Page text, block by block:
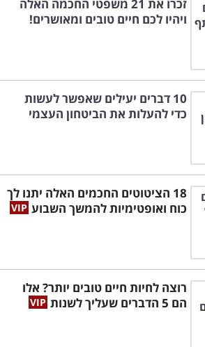
זכרו את 21 משפטי החכמה האלה
ויהיו לכם חיים טובים ומאושרים!
10 דברים יעילים שאפשר לעשות
כדי להעלות את הביטחון העצמי
18 הציטוטים החכמים האלה יתנו לך
כוח ואופטימיות להמשך השבוע
רוצה לחיות חיים טובים יותר? אלו
הם 5 הדברים שעליך לשנות